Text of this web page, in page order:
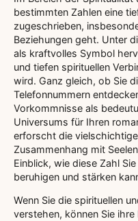
bestimmten Zahlen eine
zugeschrieben,
Beziehungen geht. Unter
als kraftvolles Symbol
und tiefen spirituellen
wird. Ganz gleich, ob Sie
Telefonnummern
Vorkommnisse als
Universums für Ihren
erforscht die
Zusammenhang mit
Einblick, wie diese Zahl
beruhigen und stärken
Wenn Sie die spirituellen
verstehen, können Sie